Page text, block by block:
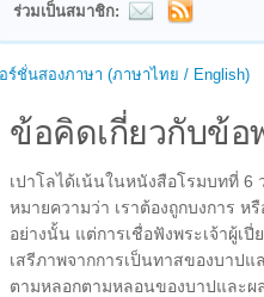
ร่วมเป็นสมาชิก:
อร์ชั่นสองภาษา (ภาษาไทย / English)
ข้อคิดเกี่ยวกับข้
เปาโลได้เน้นในหนังสือโรมบทที่ 6
หมายความว่า เราต้องถูกบงการ ห
อย่างนั้น แต่การเชื่อฟังพระเจ้าผู้เ
เสรีภาพจากการเป็นทาสของบาป
ตามหลอกตามหลอนของบาปและผ